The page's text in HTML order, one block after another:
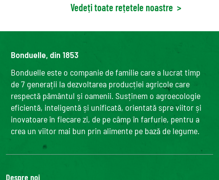
Vedeți toate rețetele noastre >
Bonduelle, din 1853
Bonduelle este o companie de familie care a lucrat timp
de 7 generații la dezvoltarea producției agricole care
respectă pământul și oamenii. Susținem o agroecologie
eficientă, inteligentă și unificată, orientată spre viitor și
inovatoare în fiecare zi, de pe câmp în farfurie, pentru a
crea un viitor mai bun prin alimente pe bază de legume.
Despre noi